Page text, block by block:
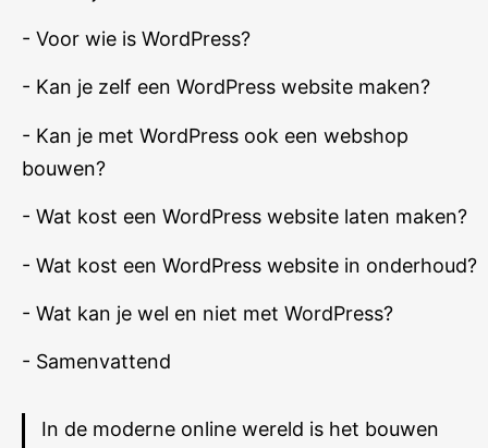
- Voor wie is WordPress?
- Kan je zelf een WordPress website maken?
- Kan je met WordPress ook een webshop
bouwen?
- Wat kost een WordPress website laten maken?
- Wat kost een WordPress website in onderhoud?
- Wat kan je wel en niet met WordPress?
- Samenvattend
In de moderne online wereld is het bouwen